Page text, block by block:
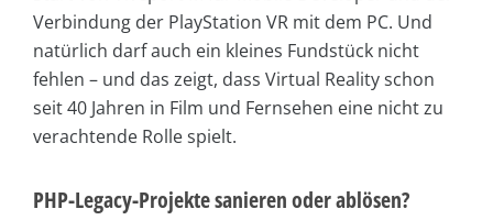
Verbindung der PlayStation VR mit dem PC. Und
natürlich darf auch ein kleines Fundstück nicht
fehlen – und das zeigt, dass Virtual Reality schon
seit 40 Jahren in Film und Fernsehen eine nicht zu
verachtende Rolle spielt.
PHP-Legacy-Projekte sanieren oder ablösen?